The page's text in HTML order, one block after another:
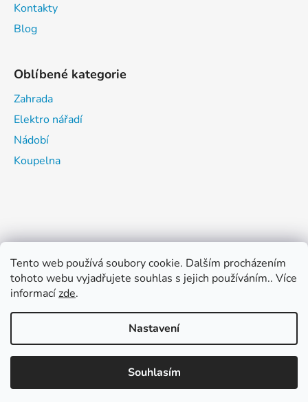
Tento web používá soubory cookie. Dalším procházením
tohoto webu vyjadřujete souhlas s jejich používáním.. Více
informacízde.
Nastavení
Souhlasím
Kontakty
Blog
Oblíbené kategorie
Zahrada
Elektro nářadí
Nádobí
Koupelna
Vytvořil Shoptet
ŽELEZÁŘSTVÍ CHAROUZEK TACHOV
Všechna práva vyhrazena.